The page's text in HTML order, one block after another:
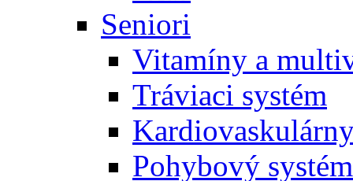
Seniori
Vitamíny a
Tráviaci systém
Pohybový systém